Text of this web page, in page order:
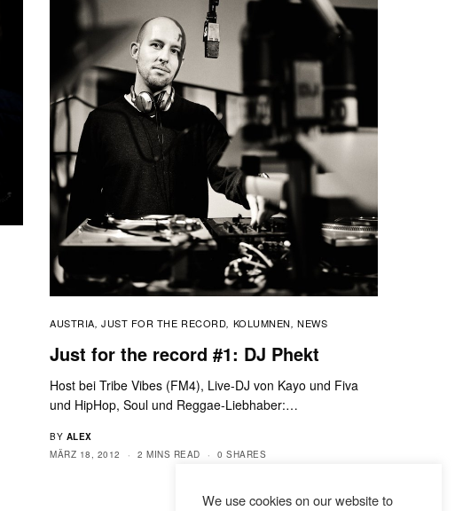
AUSTRIA, JUST FOR THE RECORD, KOLUMNEN,NEWS
Just for the record #1: DJ Phekt
Host bei Tribe Vibes (FM4), Live-DJ von Kayo und Fiva
und HipHop, Soul und Reggae-Liebhaber:…
BY ALEX
MÄRZ 18, 2012
2 MINS READ 0 SHARES
We use cookies on our website to